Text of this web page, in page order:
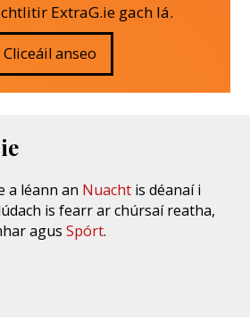
ExtraG.ie gach lá.
Cliceáil anseo
a léann an Nuacht is déanaí i
is fearr ar chúrsaí reatha,
agusSpórt.